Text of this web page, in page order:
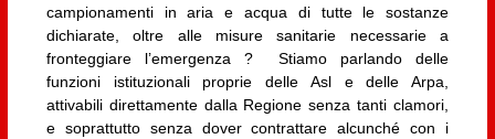
campionamenti in aria e acqua di tutte le sostanze
dichiarate, oltre alle misure sanitarie necessarie a
fronteggiare l’emergenza ? Stiamo parlando delle
funzioni istituzionali proprie delle Asl e delle Arpa,
attivabili direttamente dalla Regione senza tanti clamori,
e soprattutto senza dover contrattare alcunché con i